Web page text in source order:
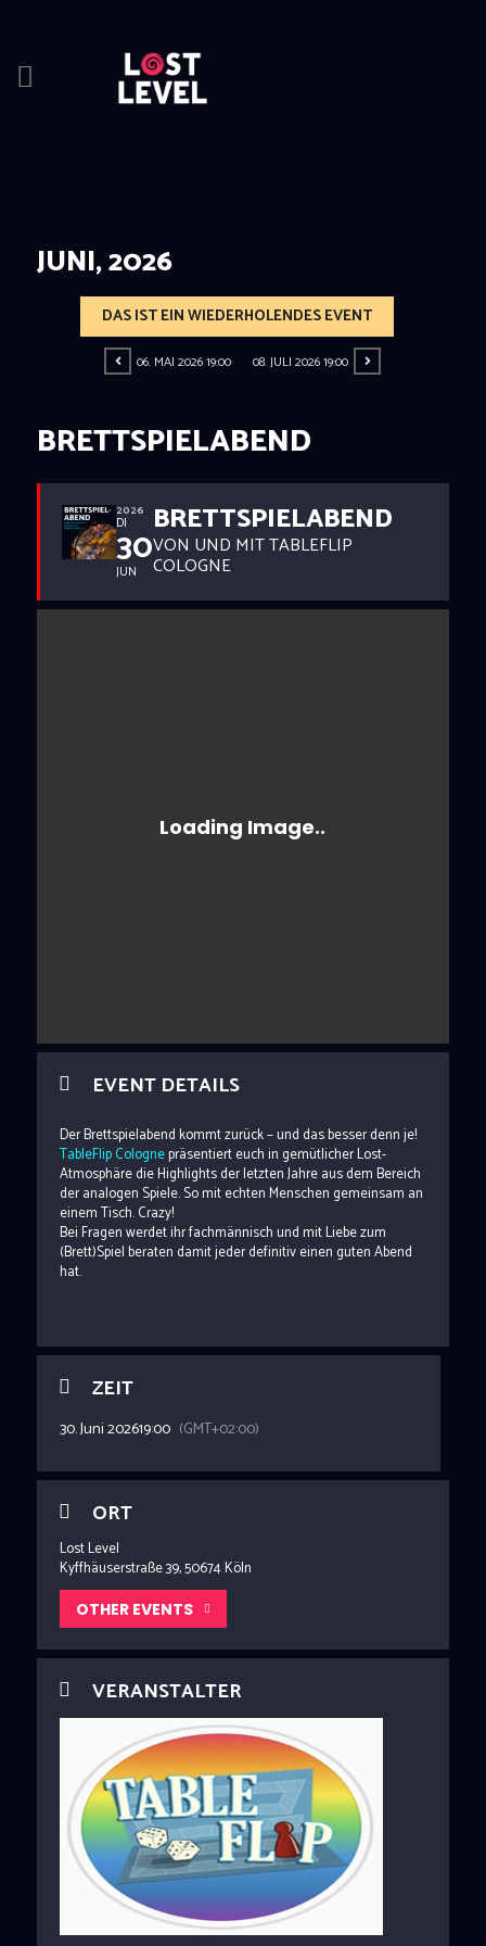
EVENTS
LOCATION
ABOUT
RESERVIERUNG
JUNI, 2026
DAS IST EIN WIEDERHOLENDES EVENT
06. MAI 2026 19:00 08. JULI 2026 19:00
BRETTSPIELABEND
2026
DI
30
JUN
BRETTSPIELABEND
VON UND MIT TABLEFLIP
COLOGNE
EVENT DETAILS
Der Brettspielabend kommt zurück – und das besser denn je!
TableFlip Colognepräsentiert euch in gemütlicher Lost-
Atmosphäre die Highlights der letzten Jahre aus dem Bereich
der analogen Spiele. So mit echten Menschen gemeinsam an
einem Tisch. Crazy!
Bei Fragen werdet ihr fachmännisch und mit Liebe zum
(Brett)Spiel beraten damit jeder definitiv einen guten Abend
hat.
ZEIT
30. Juni 202619:00 (GMT+02:00)
ORT
Lost Level
Kyffhäuserstraße 39, 50674 Köln
OTHER EVENTS
VERANSTALTER